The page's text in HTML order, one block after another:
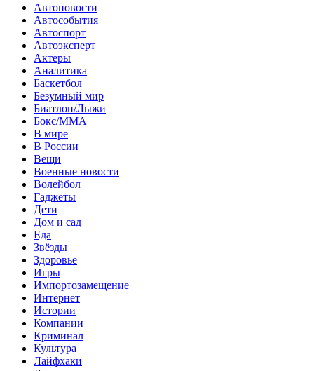
Автоновости
Автособытия
Автоспорт
Автоэксперт
Актеры
Аналитика
Баскетбол
Безумный мир
Биатлон/Лыжи
Бокс/MMA
В мире
В России
Вещи
Военные новости
Волейбол
Гаджеты
Дети
Дом и сад
Еда
Звёзды
Здоровье
Игры
Импортозамещение
Интернет
Истории
Компании
Криминал
Культура
Лайфхаки